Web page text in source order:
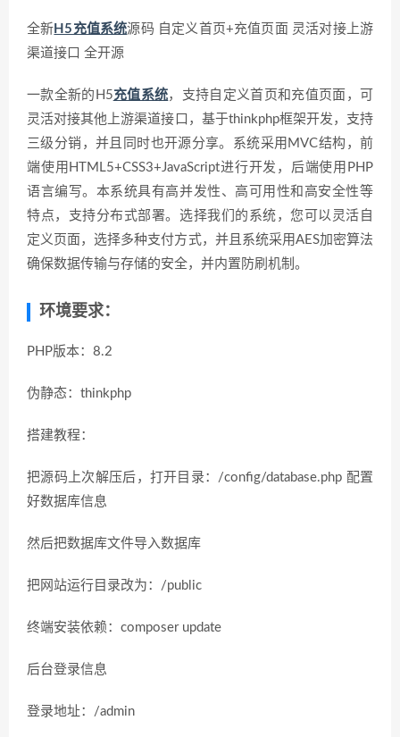
全新 H5充值系统源码 自定义首页+充值页面 灵活对接上游
渠道接口 全开源
一款全新的H5充值系统，支持自定义首页和充值页面，可
灵活对接其他上游渠道接口，基于thinkphp框架开发，支持
三级分销，并且同时也开源分享。系统采用MVC结构，前
端使用HTML5+CSS3+JavaScript进行开发，后端使用PHP
语言编写。本系统具有高并发性、高可用性和高安全性等
特点，支持分布式部署。选择我们的系统，您可以灵活自
定义页面，选择多种支付方式，并且系统采用AES加密算法
确保数据传输与存储的安全，并内置防刷机制。
环境要求：
PHP版本：8.2
伪静态：thinkphp
搭建教程：
把源码上次解压后，打开目录：/config/database.php 配置
好数据库信息
然后把数据库文件导入数据库
把网站运行目录改为：/public
终端安装依赖：composer update
后台登录信息
登录地址：/admin